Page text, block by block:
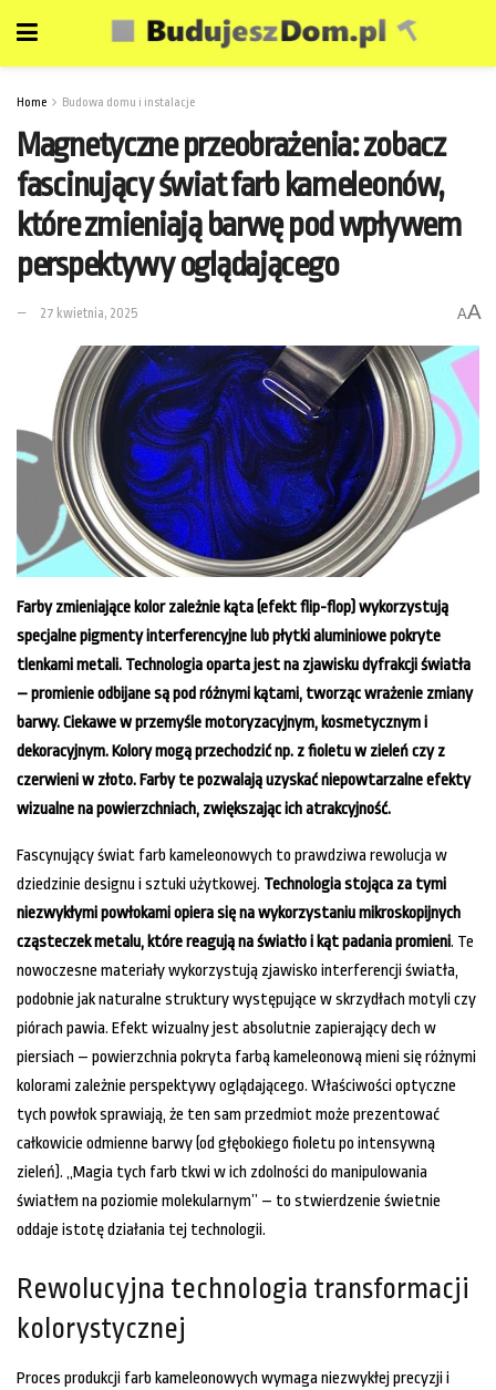
Home Budowa domu i instalacje
Magnetyczne przeobrażenia: zobacz
fascinujący świat farb kameleonów,
które zmieniają barwę pod wpływem
perspektywy oglądającego
27 kwietnia, 2025 AA
Farby zmieniające kolor zależnie kąta (efekt flip-flop) wykorzystują
specjalne pigmenty interferencyjne lub płytki aluminiowe pokryte
tlenkami metali. Technologia oparta jest na zjawisku dyfrakcji światła
– promienie odbijane są pod różnymi kątami, tworząc wrażenie zmiany
barwy. Ciekawe w przemyśle motoryzacyjnym, kosmetycznym i
dekoracyjnym. Kolory mogą przechodzić np. z fioletu w zieleń czy z
czerwieni w złoto. Farby te pozwalają uzyskać niepowtarzalne efekty
wizualne na powierzchniach, zwiększając ich atrakcyjność.
Fascynujący świat farb kameleonowych to prawdziwa rewolucja w
dziedzinie designu i sztuki użytkowej. Technologia stojąca za tymi
niezwykłymi powłokami opiera się na wykorzystaniu mikroskopijnych
cząsteczek metalu, które reagują na światło i kąt padania promieni. Te
nowoczesne materiały wykorzystują zjawisko interferencji światła,
podobnie jak naturalne struktury występujące w skrzydłach motyli czy
piórach pawia. Efekt wizualny jest absolutnie zapierający dech w
piersiach – powierzchnia pokryta farbą kameleonową mieni się różnymi
kolorami zależnie perspektywy oglądającego. Właściwości optyczne
tych powłok sprawiają, że ten sam przedmiot może prezentować
całkowicie odmienne barwy (od głębokiego fioletu po intensywną
zieleń). „Magia tych farb tkwi w ich zdolności do manipulowania
światłem na poziomie molekularnym” – to stwierdzenie świetnie
oddaje istotę działania tej technologii.
Rewolucyjna technologia transformacji
kolorystycznej
Proces produkcji farb kameleonowych wymaga niezwykłej precyzji i